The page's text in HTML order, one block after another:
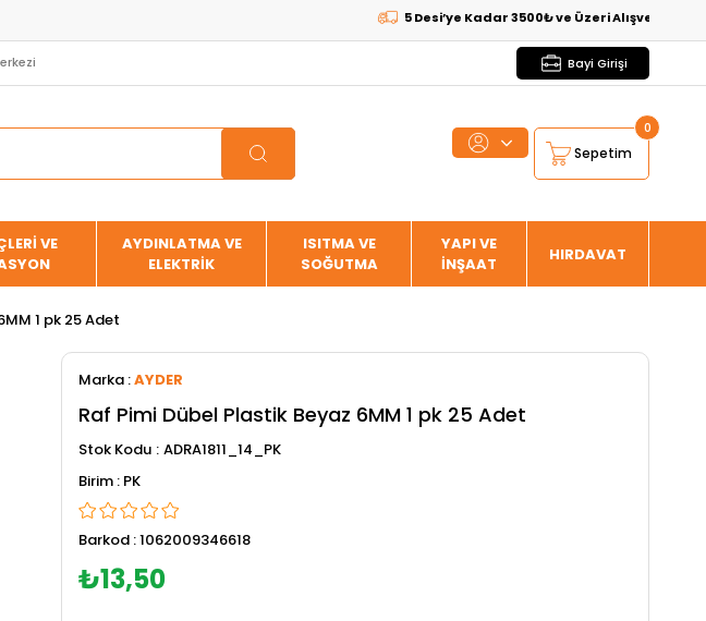
5 Desi’ye Kadar 3500₺ ve Üzeri Alışverişlerde
Bayi Girişi
Sepetim
0
VE
AYDINLATMA VE
ELEKTRİK
ISITMA VE
SOĞUTMA
YAPI VE
İNŞAAT
HIRDAVAT
1 pk 25 Adet
Marka :AYDER
Raf Pimi Dübel Plastik Beyaz 6MM 1 pk 25 Adet
Stok Kodu ADRA1811_14_PK
PK
Barkod :1062009346618
₺13,50